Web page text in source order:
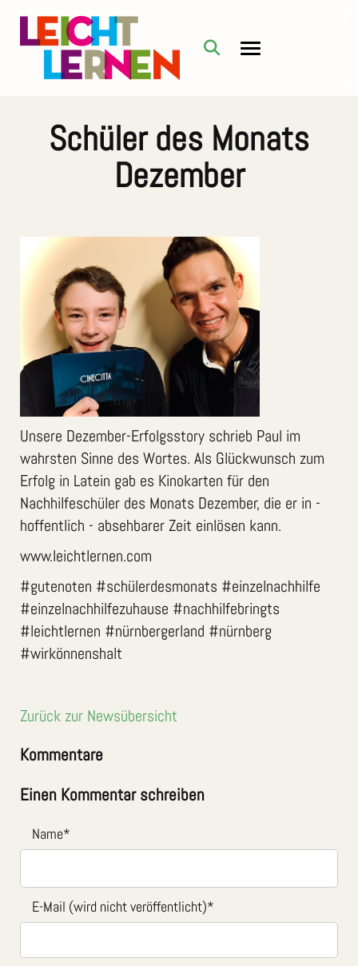
Schüler des Monats
Dezember
Unsere Dezember-Erfolgsstory schrieb Paul im
wahrsten Sinne des Wortes. Als Glückwunsch zum
Erfolg in Latein gab es Kinokarten für den
Nachhilfeschüler des Monats Dezember, die er in -
hoffentlich - absehbarer Zeit einlösen kann.
www.leichtlernen.com
#gutenoten #schülerdesmonats #einzelnachhilfe
#einzelnachhilfezuhause #nachhilfebringts
#leichtlernen #nürnbergerland #nürnberg
#wirkönnenshalt
Zurück zur Newsübersicht
Kommentare
Einen Kommentar schreiben
Name*
E-Mail (wird nicht veröffentlicht)*